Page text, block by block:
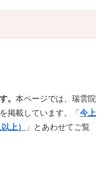
。 本ページでは、瑞雲院
掲載しています。「 今上
上）
」とあわせてご覧